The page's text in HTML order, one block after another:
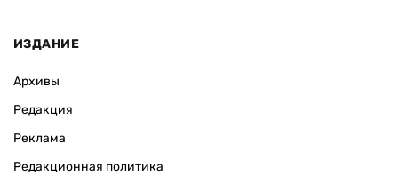
ИЗДАНИЕ
Архивы
Редакция
Реклама
Редакционная политика